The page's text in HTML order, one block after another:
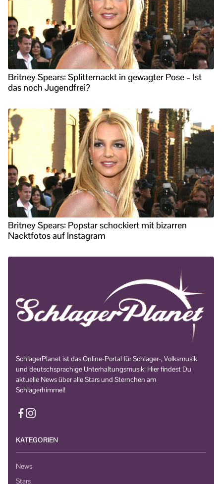
Britney Spears: Splitternackt in gewagter Pose – Ist
das noch Jugendfrei?
Britney Spears: Popstar schockiert mit bizarren
Nacktfotos auf Instagram
SchlagerPlanet ist das Online-Portal für Schlager-, Volksmusik
und deutschsprachige Unterhaltungsmusik! Hier findest Du
aktuelle News über alle Stars und Sternchen am
Schlagerhimmel!
KATEGORIEN
News
Stars